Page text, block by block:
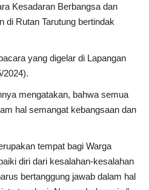
Kesadaran Berbangsa dan
di Rutan Tarutung bertindak
yang digelar di Lapangan
2024).
mengatakan, bahwa semua
hal semangat kebangsaan dan
tempat bagi Warga
diri dari kesalahan-kesalahan
bertanggung jawab dalam hal